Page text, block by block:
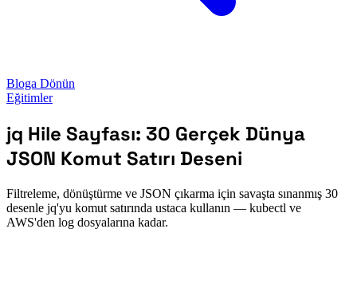
Bloga Dönün
Eğitimler
jq Hile Sayfası: 30 Gerçek Dünya
JSON Komut Satırı Deseni
Filtreleme, dönüştürme ve JSON çıkarma için savaşta sınanmış 30
desenle jq'yu komut satırında ustaca kullanın — kubectl ve
AWS'den log dosyalarına kadar.